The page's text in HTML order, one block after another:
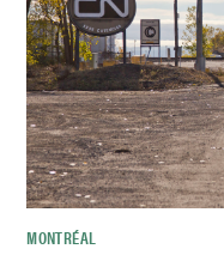
MONTRÉAL